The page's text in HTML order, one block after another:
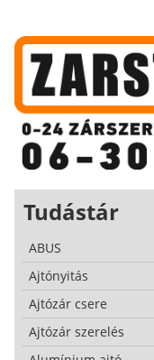
Tudástár
ABUS
Ajtónyitás
Ajtózár csere
Ajtózár szerelés